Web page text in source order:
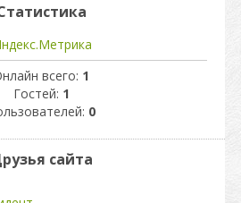
всего: 1
Гостей: 1
0
сайта